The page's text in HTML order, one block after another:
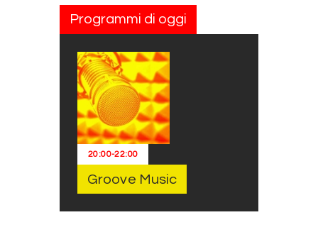
Programmi di oggi
20:00-22:00
Groove Music